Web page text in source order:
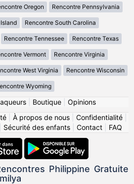
Oregon Rencontre Pennsylvania
Rencontre South Carolina
Rencontre Tennessee Rencontre Texas
Vermont Rencontre Virginia
West Virginia Rencontre Wisconsin
Wyoming
| Boutique| Opinions
À propos de nous Confidentialité
Sécurité des enfants| Contact| FAQ
Philippine Gratuite